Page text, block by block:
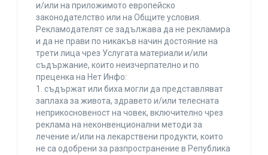
и/или на приложимото европейско
законодателство или на Общите условия.
Рекламодателят се задължава да не рекламира
и да не прави по никакъв начин достояние на
трети лица чрез Услугата материали и/или
съдържание, които неизчерпателно и по
преценка на Нет Инфо:
1. съдържат или биха могли да представляват
заплаха за живота, здравето и/или телесната
неприкосновеност на човек, включително чрез
реклама на неконвенционални методи за
лечение и/или на лекарствени продукти, които
не са одобрени за разпространение в Република